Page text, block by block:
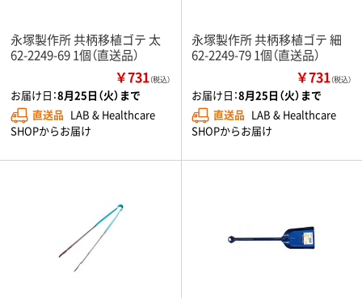
永塚製作所 共柄移植ゴテ 太
62-2249-69 1個（直送品）
￥731（税込）
お届け日：8月25日（火）まで
直送品 LAB & Healthcare
SHOPからお届け
永塚製作所 共柄移植ゴテ 細
62-2249-79 1個（直送品）
￥731（税込）
お届け日：8月25日（火）まで
直送品 LAB & Healthcare
SHOPからお届け